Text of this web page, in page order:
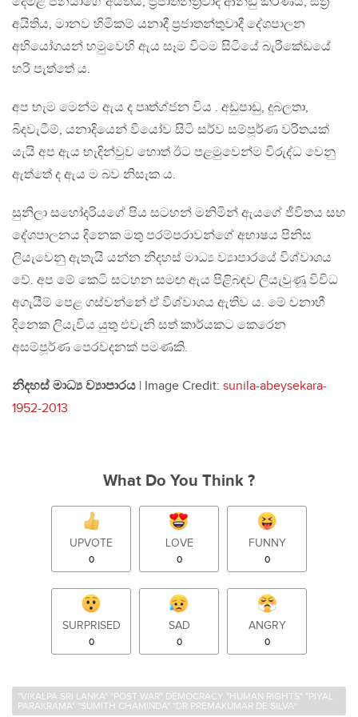
අයිතිය, මානව හිමිකම් යනාදී ප්‍රජාතන්තුවාදී දේශපාලන
අභියෝගයන් හමුවෙහි ඇය සෑම විටම සිටියේ බැරිකේඩයේ
හරි පැත්තේ ය.
අප හැම මෙන්ම ඇය ද පෘත්ග්ජන විය . අඩුපාඩු, දුබලතා,
බිදවැටීම්, යනාදියෙන් වියෝව සිටි සර්ව සම්පූර්ණ වරිතයක්
යැයි අප ඇය හැදින්වුව හොත් ඊට පළමුවෙන්ම විරුද්ධ වෙනු
ඇත්තේ ද ඇය ම බව නිසැක ය.
සුනිලා සහෝදරියගේ පිය සටහන් මනිමින් ඇයගේ ජීවිතය සහ
දේශපාලනය දිනෙක මතු පරම්පරාවන්ගේ අභාෂය පිනිස
ලියැවෙනු ඇතැයි යන්න නිදහස් මාධ්‍ය ව්‍යාපාරයේ විශ්වාශය
වේ. අප මේ කෙටි සටහන සමඟ ඇය පිළිබඳව ලියැවුණූ විවිධ
අගැයීම් පෙළ ගස්වන්නේ ඒ විශ්වාශය ඇතිව ය. මේ වනාහී
දිනෙක ලියැවිය යුතු එවැනි සත් කාර්යකට කෙරෙන
අසම්පූර්ණ පෙරවදනක් පමණකි.
නිදහස් මාධ්‍ය ව්‍යාපාරය | Image Credit: sunila-abeysekara-
1952-2013
What Do You Think ?
UPVOTE
0
LOVE
0
FUNNY
0
SURPRISED
0
SAD
0
ANGRY
0
"VIKALPA SRI LANKA" "POST WAR" DEMOCRACY "HUMAN RIGHTS" "PIYAL
PARAKRAMA" "SUMITH CHAMINDA" "DR PREMAKUMAR DE SILVA"